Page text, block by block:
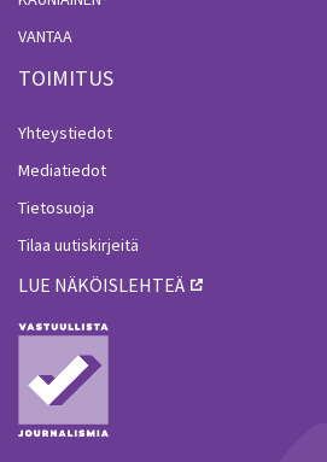
VANTAA
TOIMITUS
Yhteystiedot
Mediatiedot
Tietosuoja
Tilaa uutiskirjeitä
LUE NÄKÖISLEHTEÄ